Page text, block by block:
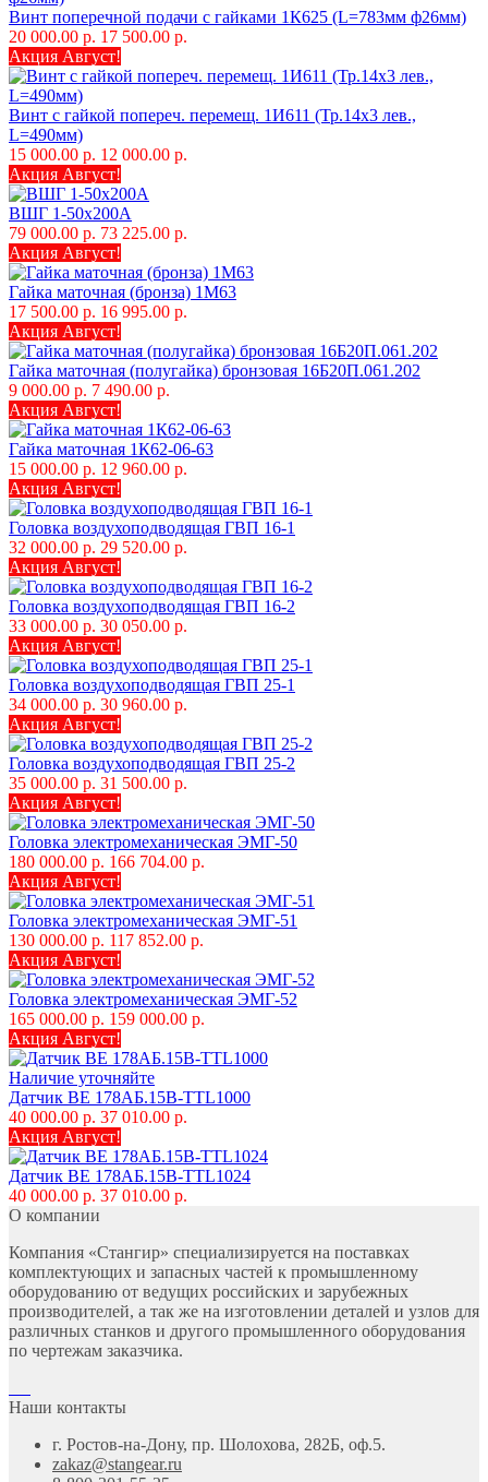
Винт поперечной подачи с гайками 1К625 (L=783мм ф26мм)
20 000.00 р. 17 500.00 р.
Акция Август!
Винт с гайкой попереч. перемещ. 1И611 (Тр.14х3 лев.,
L=490мм)
15 000.00 р. 12 000.00 р.
Акция Август!
ВШГ 1-50х200А
79 000.00 р. 73 225.00 р.
Акция Август!
Гайка маточная (бронза) 1М63
17 500.00 р. 16 995.00 р.
Акция Август!
Гайка маточная (полугайка) бронзовая 16Б20П.061.202
9 000.00 р. 7 490.00 р.
Акция Август!
Гайка маточная 1К62-06-63
15 000.00 р. 12 960.00 р.
Акция Август!
Головка воздухоподводящая ГВП 16-1
32 000.00 р. 29 520.00 р.
Акция Август!
Головка воздухоподводящая ГВП 16-2
33 000.00 р. 30 050.00 р.
Акция Август!
Головка воздухоподводящая ГВП 25-1
34 000.00 р. 30 960.00 р.
Акция Август!
Головка воздухоподводящая ГВП 25-2
35 000.00 р. 31 500.00 р.
Акция Август!
Головка электромеханическая ЭМГ-50
180 000.00 р. 166 704.00 р.
Акция Август!
Головка электромеханическая ЭМГ-51
130 000.00 р. 117 852.00 р.
Акция Август!
Головка электромеханическая ЭМГ-52
165 000.00 р. 159 000.00 р.
Акция Август!
Наличие уточняйте
Датчик ВЕ 178АБ.15В-TTL1000
40 000.00 р. 37 010.00 р.
Акция Август!
Датчик ВЕ 178АБ.15В-TTL1024
40 000.00 р. 37 010.00 р.
О компании
Компания «Стангир» специализируется на поставках
комплектующих и запасных частей к промышленному
оборудованию от ведущих российских и зарубежных
производителей, а так же на изготовлении деталей и узлов для
различных станков и другого промышленного оборудования
по чертежам заказчика.
Наши контакты
г. Ростов-на-Дону, пр. Шолохова, 282Б, оф.5.
zakaz@stangear.ru